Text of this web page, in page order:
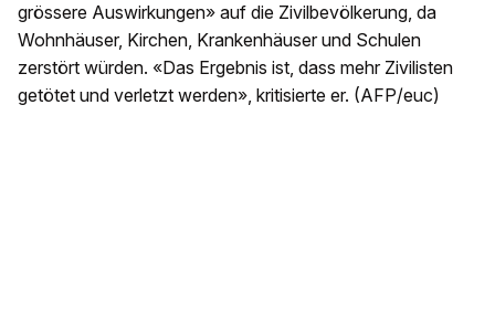
grössere Auswirkungen» auf die Zivilbevölkerung, da
Wohnhäuser, Kirchen, Krankenhäuser und Schulen
zerstört würden. «Das Ergebnis ist, dass mehr Zivilisten
getötet und verletzt werden», kritisierte er. (AFP/euc)